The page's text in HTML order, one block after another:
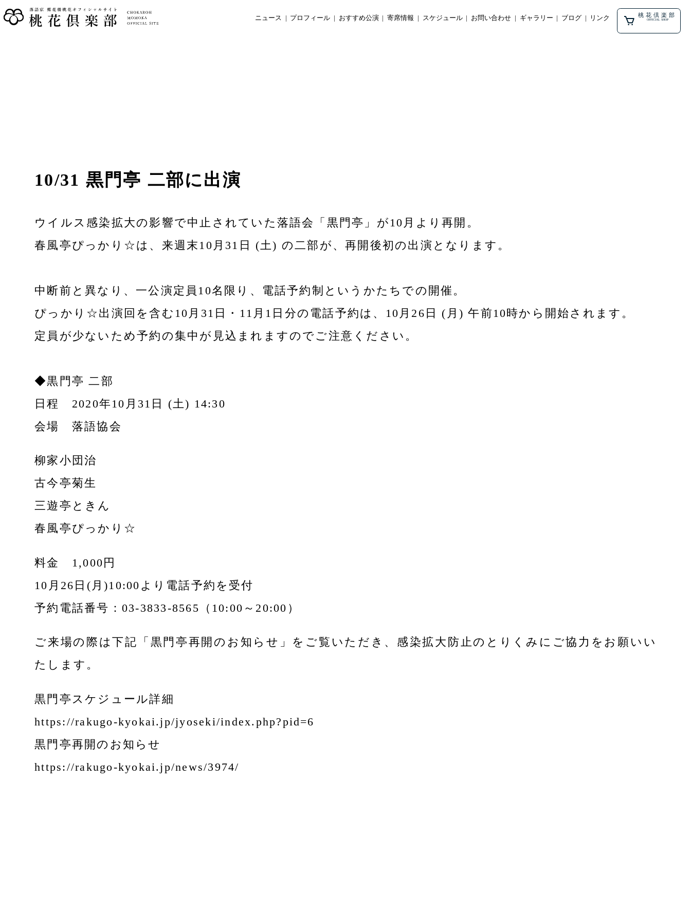
ニュース プロフィール おすすめ公演 寄席情報 スケジュール お問い合わせ ギャラリー ブログ リンク 桃花倶楽部
OFFICIAL SHOP
10/31 黒門亭 二部に出演
ウイルス感染拡大の影響で中止されていた落語会「黒門亭」が10月より再開。
春風亭ぴっかり☆は、来週末10月31日 (土) の二部が、再開後初の出演となります。
中断前と異なり、一公演定員10名限り、電話予約制というかたちでの開催。
ぴっかり☆出演回を含む10月31日・11月1日分の電話予約は、10月26日 (月) 午前10時から開始されます。
定員が少ないため予約の集中が見込まれますのでご注意ください。
◆黒門亭 二部
日程 2020年10月31日 (土) 14:30
会場 落語協会
柳家小団治
古今亭菊生
三遊亭ときん
春風亭ぴっかり☆
料金 1,000円
10月26日(月)10:00より電話予約を受付
予約電話番号：03-3833-8565（10:00～20:00）
ご来場の際は下記「黒門亭再開のお知らせ」をご覧いただき、感染拡大防止のとりくみにご協力をお願いい
たします。
黒門亭スケジュール詳細
https://rakugo-kyokai.jp/jyoseki/index.php?pid=6
黒門亭再開のお知らせ
https://rakugo-kyokai.jp/news/3974/